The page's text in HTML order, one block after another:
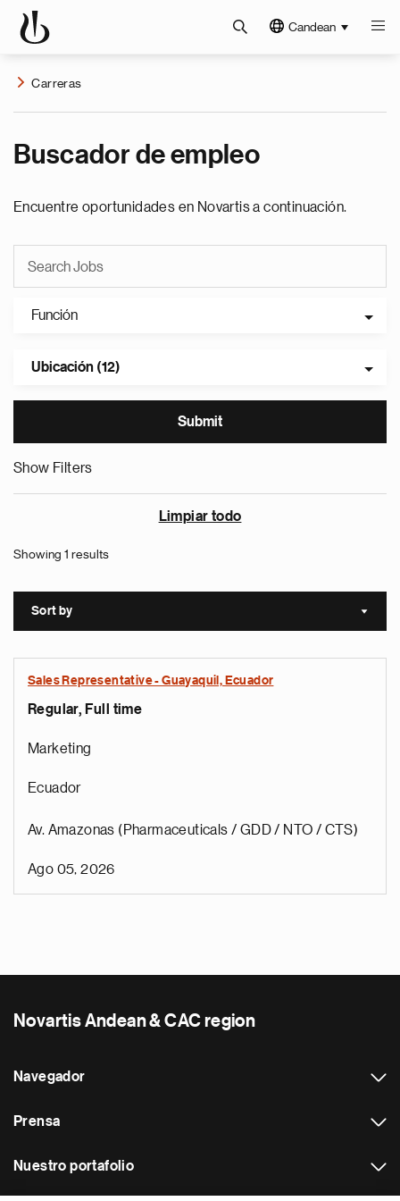
Candean
Carreras
Buscador de empleo
Encuentre oportunidades en Novartis a continuación.
Función
Ubicación (12)
Show Filters
Limpiar todo
Showing 1 results
Sort by Sort
Sales Representative - Guayaquil, Ecuador
Regular, Full time
Marketing
Ecuador
Av. Amazonas (Pharmaceuticals / GDD / NTO / CTS)
Ago 05, 2026
Novartis Andean & CAC region
Navegador
Prensa
Nuestro portafolio